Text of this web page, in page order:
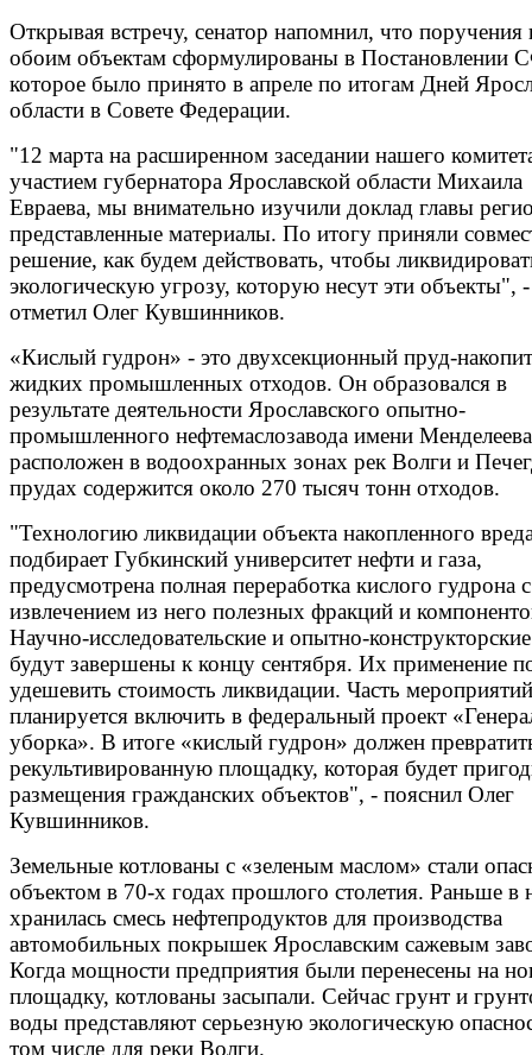
Открывая встречу, сенатор напомнил, что поручения
обоим объектам сформулированы в Постановлении
которое было принято в апреле по итогам Дней
области в Совете Федерации.
"12 марта на расширенном заседании нашего
участием губернатора Ярославской области Михаила
Евраева, мы внимательно изучили доклад главы
представленные материалы. По итогу приняли
решение, как будем действовать, чтобы
экологическую угрозу, которую несут эти объекты", -
отметил Олег Кувшинников.
«Кислый гудрон» - это двухсекционный пруд-
жидких промышленных отходов. Он образовался в
результате деятельности Ярославского опытно-
промышленного нефтемаслозавода имени
расположен в водоохранных зонах рек Волги и
прудах содержится около 270 тысяч тонн отходов.
"Технологию ликвидации объекта накопленного
подбирает Губкинский университет нефти и газа,
предусмотрена полная переработка кислого гудрона с
извлечением из него полезных фракций и
Научно-исследовательские и опытно-
будут завершены к концу сентября. Их применение
удешевить стоимость ликвидации. Часть мероприятий
планируется включить в федеральный проект
уборка». В итоге «кислый гудрон» должен
рекультивированную площадку, которая будет
размещения гражданских объектов", - пояснил Олег
Кувшинников.
Земельные котлованы с «зеленым маслом» стали
объектом в 70-х годах прошлого столетия. Раньше в
хранилась смесь нефтепродуктов для производства
автомобильных покрышек Ярославским сажевым
Когда мощности предприятия были перенесены на
площадку, котлованы засыпали. Сейчас грунт и
воды представляют серьезную экологическую
том числе для реки Волги.